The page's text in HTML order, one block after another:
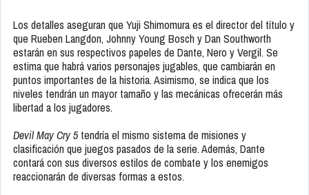
Los detalles aseguran que Yuji Shimomura es el director del título y
que Rueben Langdon, Johnny Young Bosch y Dan Southworth
estarán en sus respectivos papeles de Dante, Nero y Vergil. Se
estima que habrá varios personajes jugables, que cambiarán en
puntos importantes de la historia. Asimismo, se indica que los
niveles tendrán un mayor tamaño y las mecánicas ofrecerán más
libertad a los jugadores.
Devil May Cry 5tendría el mismo sistema de misiones y
clasificación que juegos pasados de la serie. Además, Dante
contará con sus diversos estilos de combate y los enemigos
reaccionarán de diversas formas a estos.